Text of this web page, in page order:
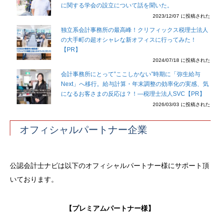
に関する学会の設立について話を聞いた。
2023/12/07 に投稿された
独立系会計事務所の最高峰！クリフィックス税理士法人
の大手町の超オシャレな新オフィスに行ってみた！
【PR】
2024/07/18 に投稿された
会計事務所にとって”ここしかない”時期に「弥生給与
Next」へ移行。給与計算・年末調整の効率化の実感、気
になるお客さまの反応は？！―税理士法人SVC【PR】
2026/03/03 に投稿された
オフィシャルパートナー企業
公認会計士ナビは以下のオフィシャルパートナー様にサポート頂
いております。
【プレミアムパートナー様】